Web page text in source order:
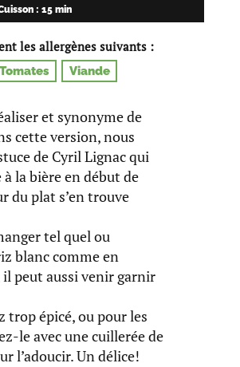
: 15 min
les allergènes suivants :
Tomates Viande
et synonyme de
cette version, nous
de Cyril Lignac qui
la bière en début de
du plat s’en trouve
tel quel ou
blanc comme en
peut aussi venir garnir
trop épicé, ou pour les
le avec une cuillerée de
l’adoucir. Un délice!